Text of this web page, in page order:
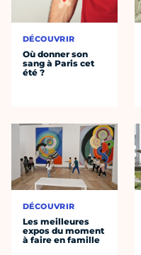
DÉCOUVRIR
Où donner son
sang à Paris cet
été ?
DÉCOUVRIR
Les meilleures
expos du moment
à faire en famille